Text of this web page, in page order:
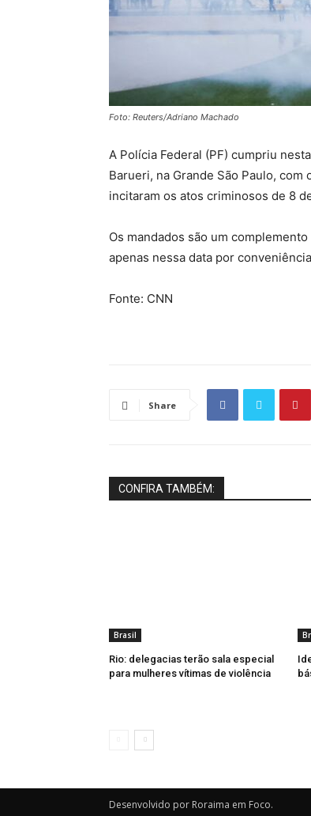
Foto: Reuters/Adriano Machado
A Polícia Federal (PF) cumpriu
Barueri, na Grande São Paulo,
incitaram os atos criminosos de 8
Os mandados são um
apenas nessa data por
Fonte: CNN
Share
CONFIRA TAMBÉM:
Brasil
Rio: delegacias terão sala especial
para mulheres vítimas de violência
Desenvolvido por Roraima em Foco.